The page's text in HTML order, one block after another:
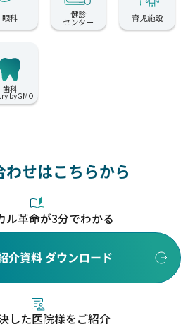
眼科 健診
センター 育児施設
歯科
byGMO
わせはこちらから
ル革命が3分でわかる
介資料 ダウンロード
した医院様をご紹介